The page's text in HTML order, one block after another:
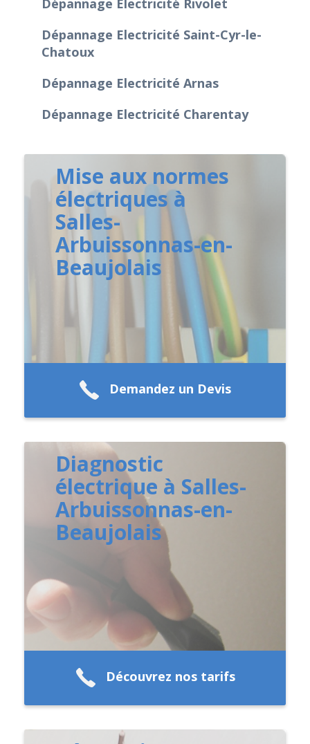
Dépannage Electricité Rivolet
Dépannage Electricité Saint-Cyr-le-
Chatoux
Dépannage Electricité Arnas
Dépannage Electricité Charentay
Mise aux normes
électriques à
Salles-
Arbuissonnas-en-
Beaujolais
Demandez un Devis
Diagnostic
électrique à Salles-
Arbuissonnas-en-
Beaujolais
Découvrez nos tarifs